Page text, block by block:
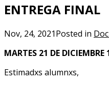
ENTREGA FINAL
Nov, 24, 2021Posted in
MARTES 21 DE DICIEMBRE
Estimadxs alumnxs,